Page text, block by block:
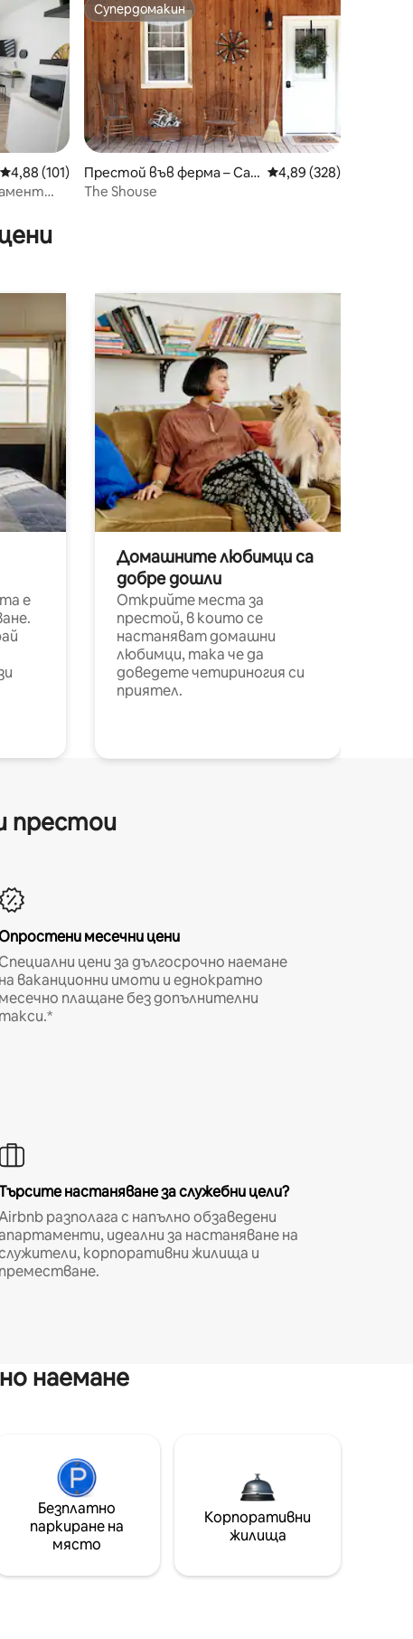
Средна оценка: 4,88 от 5, 101 отзива
4,88 (101)
Супердомакин
Супердомакин
Престой във ферма – Cali
fornia
Средна оценка: 4,89
4,89 (328)
The Shouse
е
Домашните любимци са
добре дошли
Открийте места за
престой, в които се
настаняват домашни
любимци, така че да
доведете четириногия си
приятел.
престои
месечни цени
Специални цени за дългосрочно наемане
на ваканционни имоти и еднократно
месечно плащане без допълнителни
такси.*
настаняване за служебни цели?
разполага с напълно обзаведени
идеални за настаняване на
корпоративни жилища и
преместване.
наемане
Безплатно
паркиране на
място
Корпоративни
жилища